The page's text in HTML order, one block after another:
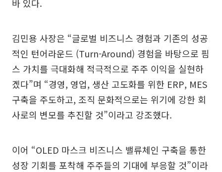
바 있다.
김민용 사장은 “글로벌 비즈니스 경험과 기존의 성공
적인 턴어라운드 (Turn-Around) 경험을 바탕으로 핌
스 가치를 극대화해 적극적으로 주주 이익을 실현하
겠다”며 “경영, 영업, 생산 고도화를 위한 ERP, MES
구축을 주도하고, 조직 문화적으로는 위기에 강한 회
사로의 변모를 추진할 것”이라고 강조했다.
이어 “OLED 마스크 비즈니스 밸류체인 구축을 통한
성장 기회를 포착해 주주들의 기대에 부응할 것”이라